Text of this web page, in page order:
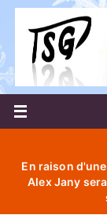
Passer
contenu
En raison
Alex Jany